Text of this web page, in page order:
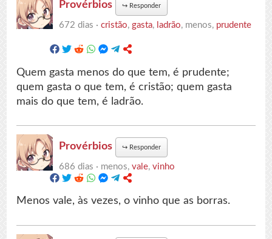
Provérbios ↪ Responder
672 dias ·cristão,gasta, ladrão, menos, prudente
Quem gasta menos do que tem, é prudente;
quem gasta o que tem, é cristão; quem gasta
mais do que tem, é ladrão.
Provérbios ↪ Responder
686 dias · menos,vale,vinho
Menos vale, às vezes, o vinho que as borras.